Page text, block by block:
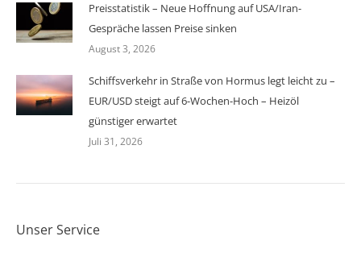
Preisstatistik – Neue Hoffnung auf USA/Iran-
Gespräche lassen Preise sinken
August 3, 2026
Schiffsverkehr in Straße von Hormus legt leicht zu –
EUR/USD steigt auf 6-Wochen-Hoch – Heizöl
günstiger erwartet
Juli 31, 2026
Unser Service